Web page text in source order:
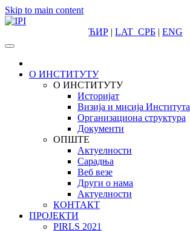
Skip to main content
ЋИР | LAT СРБ | ENG
О ИНСТИТУТУ
О ИНСТИТУТУ
Историјат
Визија и мисија Института
Организациона структура
Документи
ОПШТЕ
Актуелности
Сарадња
Веб везе
Други о нама
Актуелности
КОНТАКТ
ПРОЈЕКТИ
PIRLS 2021